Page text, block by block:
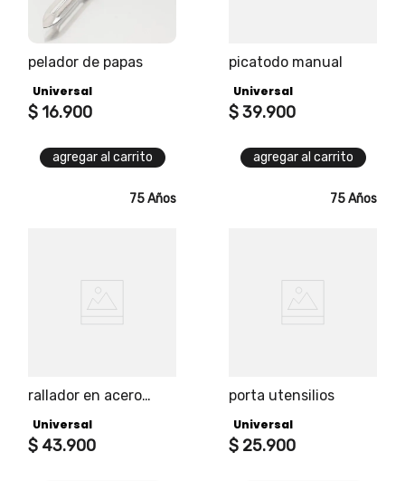
pelador de papas
Universal
$ 16.900
agregar al carrito
picatodo manual
Universal
$39.900
agregar al carrito
75 Años
rallador en acero
con recipiente
Universal
$ 43.900
75 Años
porta utensilios
Universal
$ 25.900